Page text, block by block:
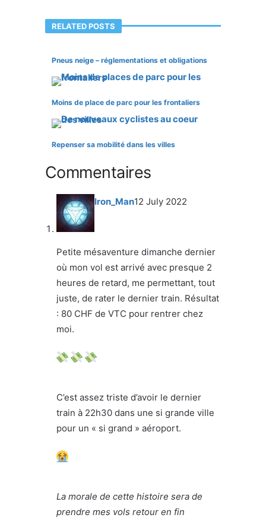
RELATED POSTS
Pneus neige – réglementations et obligations
Moins de place de parc pour les frontaliers
Repenser sa mobilité dans les villes
Commentaires
Iron_Man12 July 2022
Petite mésaventure dimanche dernier
où mon vol est arrivé avec presque 2
heures de retard, me permettant, tout
juste, de rater le dernier train. Résultat
: 80 CHF de VTC pour rentrer chez
moi.
C’est assez triste d’avoir le dernier
train à 22h30 dans une si grande ville
pour un « si grand » aéroport.
La morale de cette histoire sera de
prendre mes vols retour en fin